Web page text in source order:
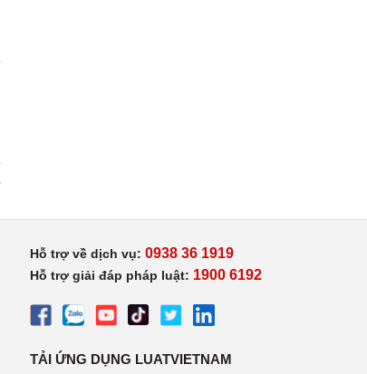
Hỗ trợ về dịch vụ: 0938 36 1919
Hỗ trợ giải đáp pháp luật: 1900 6192
TẢI ỨNG DỤNG LUATVIETNAM